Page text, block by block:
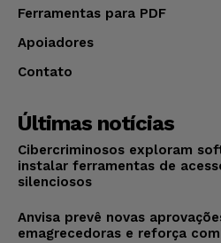
Ferramentas para PDF
Apoiadores
Contato
Últimas notícias
Cibercriminosos exploram
instalar ferramentas de
silenciosos
Anvisa prevê novas
emagrecedoras e reforça